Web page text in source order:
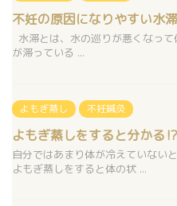
不妊の原因になりやすい水
水滞とは、水の巡りが悪くなっ
が滞っている ...
よもぎ蒸し 不妊鍼灸
よもぎ蒸しをすると分かる⁉
自分ではあまり体が冷えていない
よもぎ蒸しをすると体の状 ...